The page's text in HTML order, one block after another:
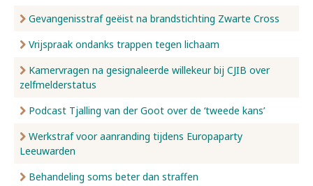
Gevangenisstraf geëist na brandstichting Zwarte Cross
Vrijspraak ondanks trappen tegen lichaam
Kamervragen na gesignaleerde willekeur bij CJIB over
zelfmelderstatus
Podcast Tjalling van der Goot over de ‘tweede kans’
Werkstraf voor aanranding tijdens Europaparty
Leeuwarden
Behandeling soms beter dan straffen